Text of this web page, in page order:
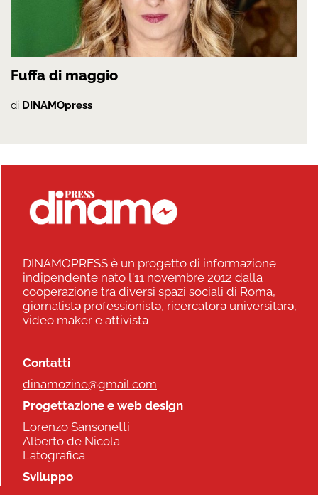
Fuffa di maggio
di DINAMOpress
DINAMOPRESS è un progetto di informazione
indipendente nato l'11 novembre 2012 dalla
cooperazione tra diversi spazi sociali di Roma,
giornalistə professionistə, ricercatorə universitarə,
video maker e attivistə
Contatti
dinamozine@gmail.com
Progettazione e web design
Lorenzo Sansonetti
Alberto de Nicola
Latografica
Sviluppo